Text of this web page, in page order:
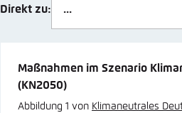
Direkt zu:
Maßnahmen im Szenario
(KN2050)
Abbildung 1 von Klimaneutrales